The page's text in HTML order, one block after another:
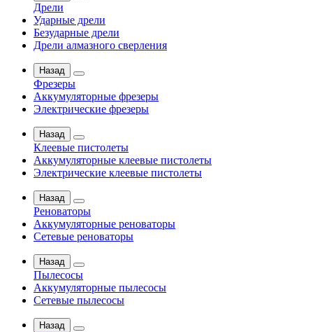
Дрели
Ударные дрели
Безударные дрели
Дрели алмазного сверления
Назад
Фрезеры
Аккумуляторные фрезеры
Электрические фрезеры
Назад
Клеевые пистолеты
Аккумуляторные клеевые пистолеты
Электрические клеевые пистолеты
Назад
Реноваторы
Аккумуляторные реноваторы
Сетевые реноваторы
Назад
Пылесосы
Аккумуляторные пылесосы
Сетевые пылесосы
Назад